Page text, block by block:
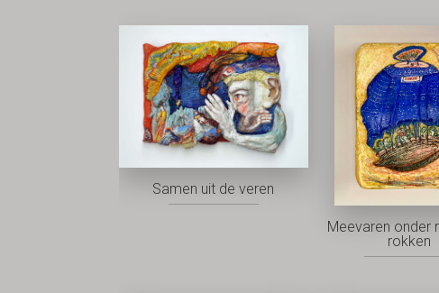
Samen uit de veren
Meevaren onder
rokken